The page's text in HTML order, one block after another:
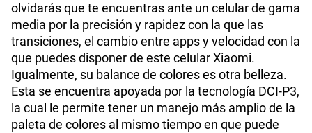
olvidarás que te encuentras ante un celular de gama
media por la precisión y rapidez con la que las
transiciones, el cambio entre apps y velocidad con la
que puedes disponer de este celular Xiaomi.
Igualmente, su balance de colores es otra belleza.
Esta se encuentra apoyada por la tecnología DCI-P3,
la cual le permite tener un manejo más amplio de la
paleta de colores al mismo tiempo en que puede